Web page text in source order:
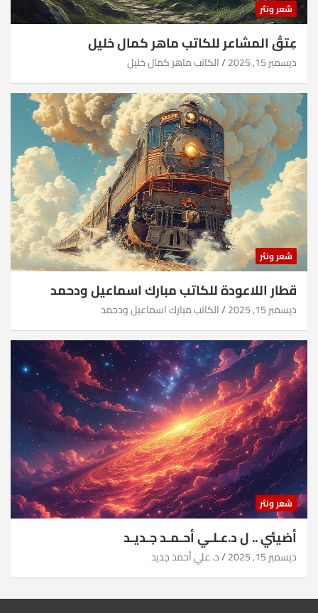
شعر ونثر
عِتقُ المشاعر للكاتب ماهر كمال خليل
ديسمبر 15, 2025 الكاتب ماهر كمال خليل
شعر ونثر
قطار اللاعودة للكاتب مبارك اسماعيل ودحمد
ديسمبر 15, 2025 الكاتب مبارك اسماعيل ودحمد
شعر ونثر
أضيئي .. ل د.عـلـي أحـمـد جـديـد
ديسمبر 15, 2025 د. علي أحمد جديد